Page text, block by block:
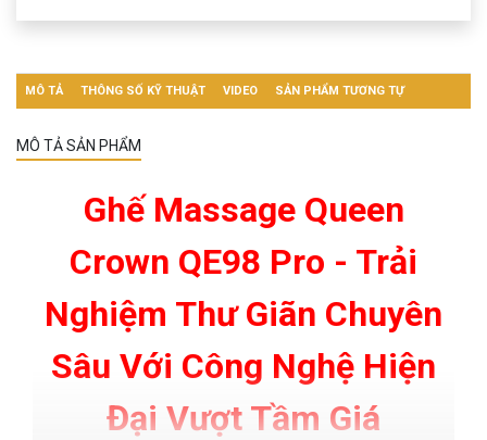
MÔ TẢ THÔNG SỐ KỸ THUẬT VIDEO SẢN PHẨM TƯƠNG TỰ
MÔ TẢ SẢN PHẨM
Ghế Massage Queen
Crown QE98 Pro - Trải
Nghiệm Thư Giãn Chuyên
Sâu Với Công Nghệ Hiện
Đại Vượt Tầm Giá